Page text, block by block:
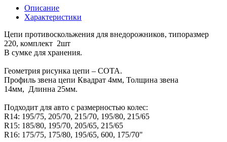
Описание
Характеристики
Цепи противоскольжения для внедорожников, типоразмер
220, комплект 2шт
В сумке для хранения.
Геометрия рисунка цепи – СОТА.
Профиль звена цепи Квадрат 4мм, Толщина звена
14мм, Длинна 25мм.
Подходит для авто с размерностью колес:
R14: 195/75, 205/70, 215/70, 195/80, 215/65
R15: 185/80, 195/70, 205/65, 215/65
R16: 175/75, 175/80, 195/65, 600, 175/70"